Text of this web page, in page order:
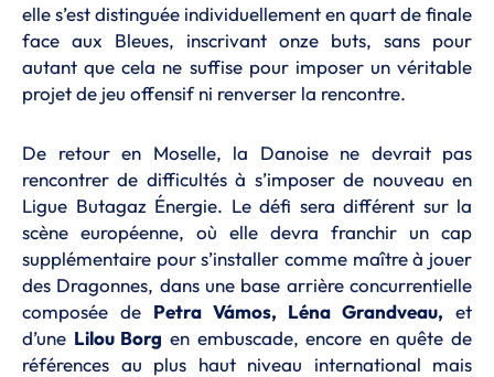
elle s’est distinguée individuellement en quart de finale
face aux Bleues, inscrivant onze buts, sans pour
autant que cela ne suffise pour imposer un véritable
projet de jeu offensif ni renverser la rencontre.
De retour en Moselle, la Danoise ne devrait pas
rencontrer de difficultés à s’imposer de nouveau en
Ligue Butagaz Énergie. Le défi sera différent sur la
scène européenne, où elle devra franchir un cap
supplémentaire pour s’installer comme maître à jouer
des Dragonnes, dans une base arrière concurrentielle
composée de Petra Vámos, Léna Grandveau, et
d’une Lilou Borg en embuscade, encore en quête de
références au plus haut niveau international mais